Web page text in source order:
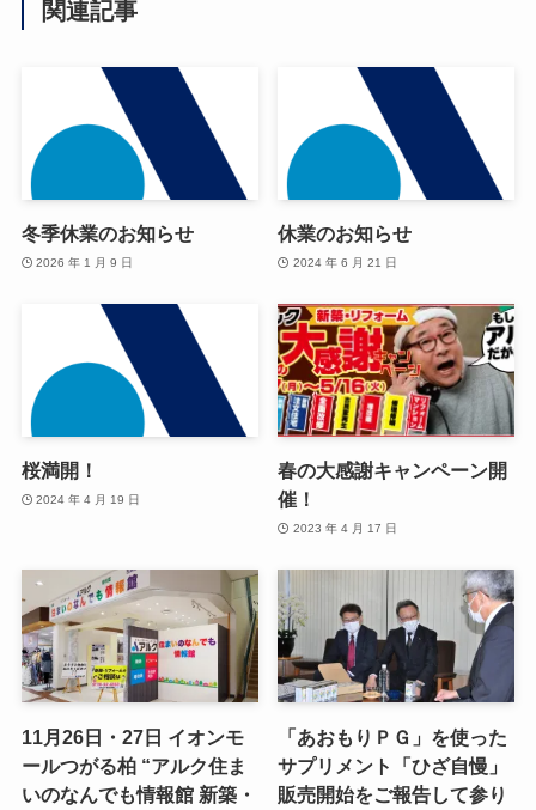
関連記事
冬季休業のお知らせ
2026 年 1 月 9 日
休業のお知らせ
2024 年 6 月 21 日
桜満開！
2024 年 4 月 19 日
春の大感謝キャンペーン開
催！
2023 年 4 月 17 日
11月26日・27日 イオンモ
ールつがる柏 “アルク住ま
いのなんでも情報館 新築・
「あおもりＰＧ」を使った
サプリメント「ひざ自慢」
販売開始をご報告して参り